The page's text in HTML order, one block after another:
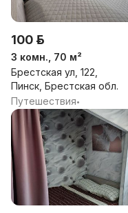
100 р.
3 комн., 70 м²
Брестская ул, 122,
Пинск, Брестская обл.
Путешествия•